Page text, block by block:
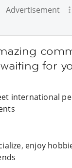
Advertisement
waiting for
international
enjoy